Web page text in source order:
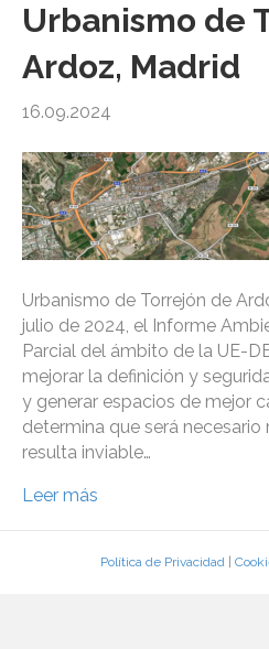
Urbanismo de
Ardoz, Madrid
16.09.2024
Urbanismo de Torrejón de
julio de 2024, el Informe
Parcial del ámbito de la UE-
mejorar la definición y
y generar espacios de mejor
determina que será necesario
resulta inviable…
Leer más
Política de Privacidad|